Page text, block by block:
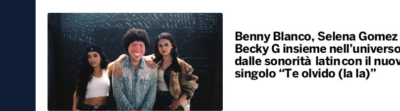
Musica & Spettacolo
Karol G pubblica il suo nuovo
album “No me arrepiento de